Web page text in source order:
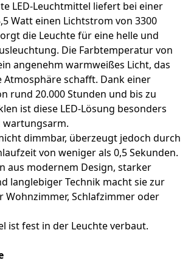
LED-Leuchtmittel liefert bei einer
Watt einen Lichtstrom von 3300
die Leuchte für eine helle und
Die Farbtemperatur von
angenehm warmweißes Licht, das
Atmosphäre schafft. Dank einer
rund 20.000 Stunden und bis zu
ist diese LED-Lösung besonders
wartungsarm.
dimmbar, überzeugt jedoch durch
von weniger als 0,5 Sekunden.
aus modernem Design, starker
langlebiger Technik macht sie zur
Wohnzimmer, Schlafzimmer oder
ist fest in der Leuchte verbaut.